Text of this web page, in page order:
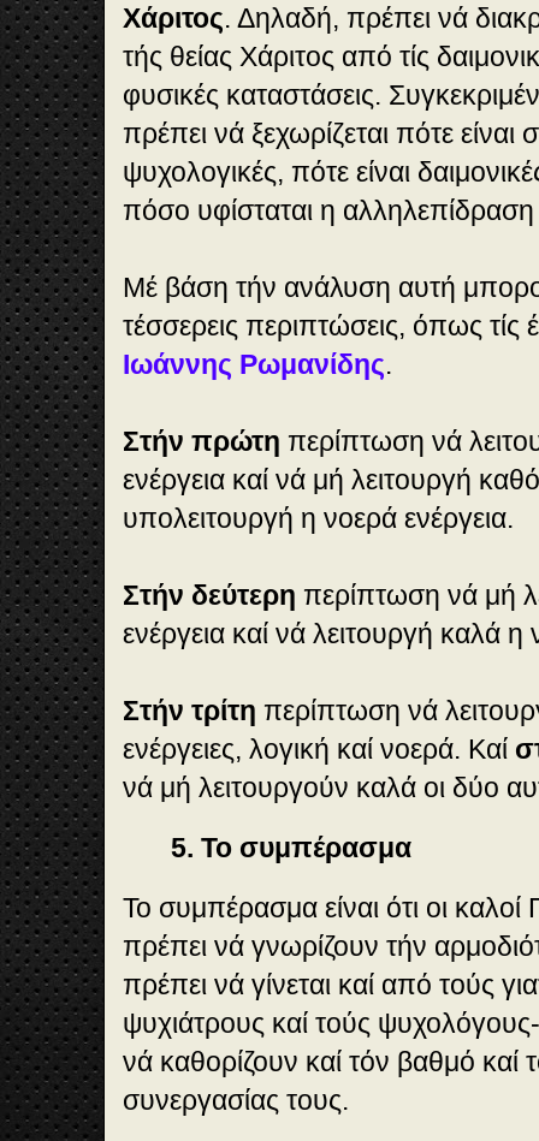
Χάριτος. Δηλαδή, πρέπει νά
τής θείας Χάριτος από τίς
φυσικές καταστάσεις.
πρέπει νά ξεχωρίζεται πότε είναι
ψυχολογικές, πότε είναι
πόσο υφίσταται η αλληλεπίδραση
Μέ βάση τήν ανάλυση αυτή
τέσσερεις περιπτώσεις, όπως τίς
Ιωάννης Ρωμανίδης.
Στήν πρώτη περίπτωση νά
ενέργεια καί νά μή λειτουργή
υπολειτουργή η νοερά ενέργεια.
Στήν δεύτερη περίπτωση νά μή
ενέργεια καί νά λειτουργή καλά η
Στήν τρίτη περίπτωση νά
ενέργειες, λογική καί νοερά. Καί
νά μή λειτουργούν καλά οι δύο
5. Το συμπέρασμα
Το συμπέρασμα είναι ότι οι καλοί
πρέπει νά γνωρίζουν τήν
πρέπει νά γίνεται καί από τούς
ψυχιάτρους καί τούς
νά καθορίζουν καί τόν βαθμό καί
συνεργασίας τους.